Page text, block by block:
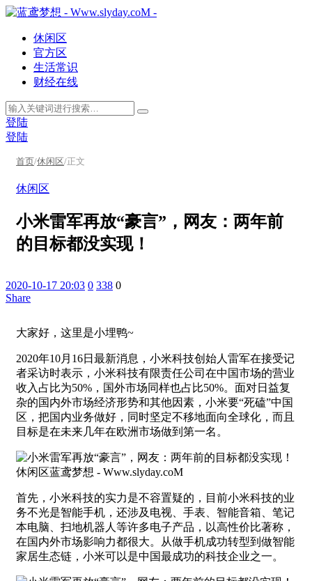
休闲区
官方区
生活常识
财经在线
登陆
登陆
首页/休闲区/正文
休闲区
小米雷军再放“豪言”，网友：两年前
的目标都没实现！
2020-10-17 20:03 0 338 0
Share
大家好，这里是小埋鸭~
2020年10月16日最新消息，小米科技创始人雷军在接受记
者采访时表示，小米科技有限责任公司在中国市场的营业
收入占比为50%，国外市场同样也占比50%。面对日益复
杂的国内外市场经济形势和其他因素，小米要“死磕”中国
区，把国内业务做好，同时坚定不移地面向全球化，而且
目标是在未来几年在欧洲市场做到第一名。
首先，小米科技的实力是不容置疑的，目前小米科技的业
务不光是智能手机，还涉及电视、手表、智能音箱、笔记
本电脑、扫地机器人等许多电子产品，以高性价比著称，
在国内外市场影响力都很大。从做手机成功转型到做智能
家居生态链，小米可以是中国最成功的科技企业之一。